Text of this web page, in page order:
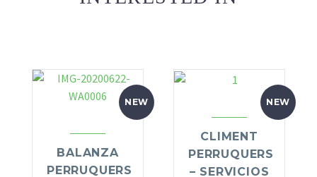
NEW
BALANZA
PERRUQUERS
NEW
CLIMENT
PERRUQUERS
– SERVICIOS